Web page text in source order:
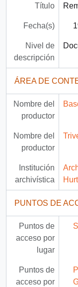
Título
Fecha(s)
Nivel de
descripción
ÁREA DE
Nombre del
productor
Nombre del
productor
Institución
archivística
PUNTOS DE
Puntos de
acceso por
lugar
Puntos de
acceso por